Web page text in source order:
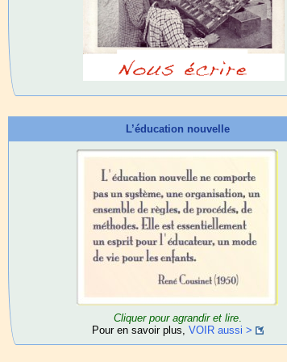
L’éducation nouvelle
Cliquer pour agrandir et lire.
Pour en savoir plus, VOIR aussi >